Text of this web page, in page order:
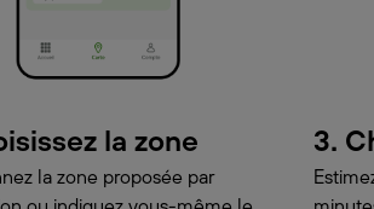
la zone
la zone proposée par
3.